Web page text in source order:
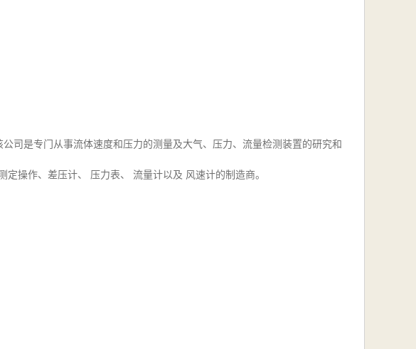
司是专门从事流体速度和压力的测量及大气、压力、流量检测装置的研究和
定操作、 差压计、 压力表、 流量计以及 风速计的制造商。